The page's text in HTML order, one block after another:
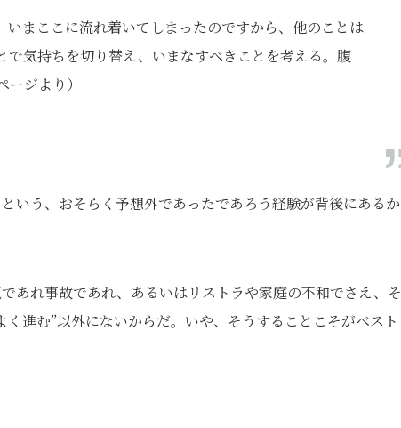
いまここに流れ着いてしまったのですから、他のことは
気持ちを切り替え、いまなすべきことを考える。腹
ジより）
いう、おそらく予想外であったであろう経験が背後にあるか
あれ事故であれ、あるいはリストラや家庭の不和でさえ、そ
進む”以外にないからだ。いや、そうすることこそがベスト